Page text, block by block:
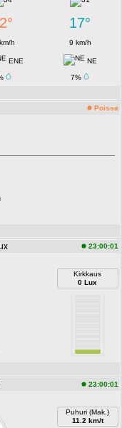
17°
h 9 km/h
ENE NE
7%
Poissa
23:00:01
Kirkkaus
0 Lux
23:00:01
Puhuri (Mak.)
11.2 km/t